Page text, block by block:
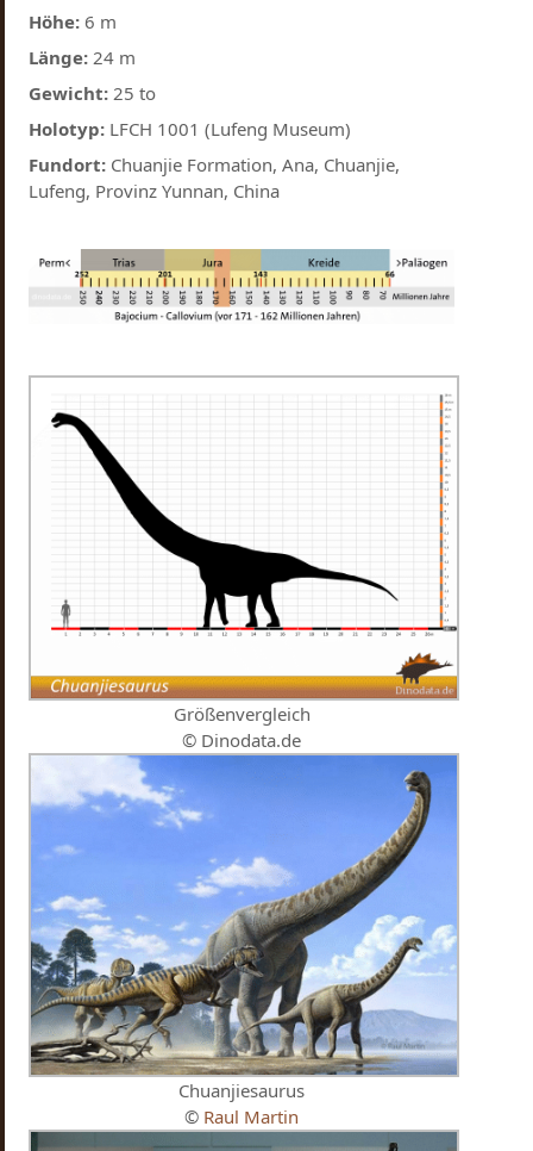
Höhe: 6 m
Länge: 24 m
Gewicht: 25 to
Holotyp: LFCH 1001 (Lufeng Museum)
Fundort: Chuanjie Formation, Ana, Chuanjie,
Lufeng, Provinz Yunnan, China
Größenvergleich
© Dinodata.de
Chuanjiesaurus
© Raul Martin